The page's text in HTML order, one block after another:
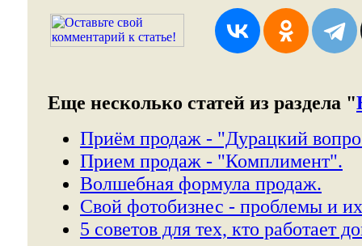
Еще несколько статей из раздела "
Приём продаж - "Дурацкий
Прием продаж - "Комплимент".
Волшебная формула продаж.
Свой фотобизнес - проблемы и
5 советов для тех, кто работает